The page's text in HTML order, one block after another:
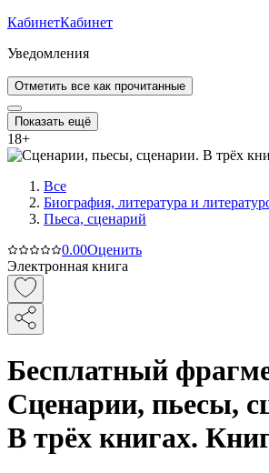
КабинетКабинет
Уведомления
Отметить все как прочитанные
Показать ещё
18+
Все
Биография, литература и
Пьеса, сценарий
0.00Оценить
Электронная книга
Бесплатный
Сценарии, пьесы,
В трёх книгах.